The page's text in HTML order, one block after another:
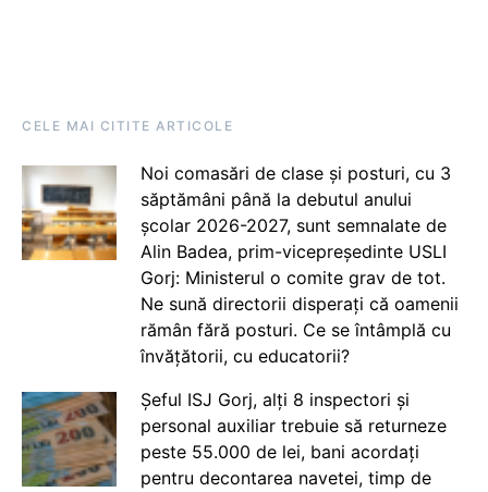
CELE MAI CITITE ARTICOLE
Noi comasări de clase și posturi, cu 3
săptămâni până la debutul anului
școlar 2026-2027, sunt semnalate de
Alin Badea, prim-vicepreședinte USLI
Gorj: Ministerul o comite grav de tot.
Ne sună directorii disperați că oamenii
rămân fără posturi. Ce se întâmplă cu
învățătorii, cu educatorii?
Șeful ISJ Gorj, alți 8 inspectori și
personal auxiliar trebuie să returneze
peste 55.000 de lei, bani acordați
pentru decontarea navetei, timp de